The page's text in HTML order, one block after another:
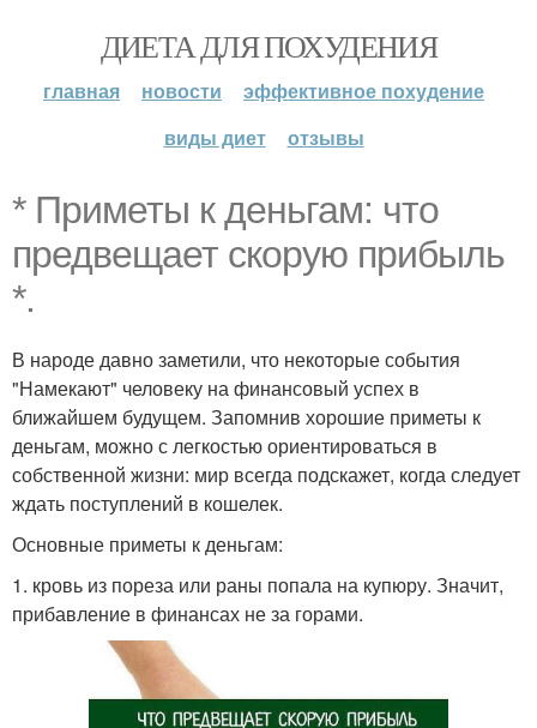
ДИЕТА ДЛЯ ПОХУДЕНИЯ
главная новости
эффективное похудение
виды диет
отзывы
* Приметы к деньгам: что
предвещает скорую прибыль
*.
В народе давно заметили, что некоторые события
"Намекают" человеку на финансовый успех в
ближайшем будущем. Запомнив хорошие приметы к
деньгам, можно с легкостью ориентироваться в
собственной жизни: мир всегда подскажет, когда следует
ждать поступлений в кошелек.
Основные приметы к деньгам:
1. кровь из пореза или раны попала на купюру. Значит,
прибавление в финансах не за горами.